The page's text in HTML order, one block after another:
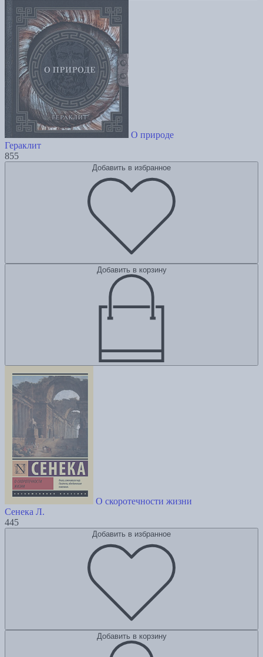
О природе
Гераклит
855
Добавить в избранное
Добавить в корзину
О скоротечности жизни
Сенека Л.
445
Добавить в избранное
Добавить в корзину